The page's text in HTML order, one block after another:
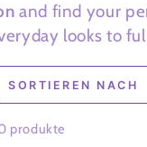
and find your
looks to
SORTIEREN NACH
produkte